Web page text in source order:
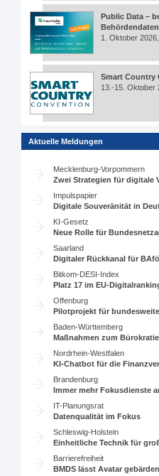
Public Data –
1. Oktober
Smart Country
13.-15. Oktober
Aktuelle Meldungen
Mecklenburg-Vorpommern
Zwei Strategien für digitale
Impulspapier
Digitale Souveränität in
KI-Gesetz
Neue Rolle für
Saarland
Digitaler Rückkanal für
Bitkom-DESI-Index
Platz 17 im EU-
Offenburg
Pilotprojekt für
Baden-Württemberg
Maßnahmen zum
Nordrhein-Westfalen
KI-Chatbot für die
Brandenburg
Immer mehr Fokusdienste
IT-Planungsrat
Datenqualität im Fokus
Schleswig-Holstein
Einheitliche Technik für
Barrierefreiheit
BMDS lässt Avatar gebärden